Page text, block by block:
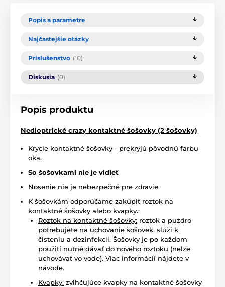
Popis a parametre
Najčastejšie otázky
Príslušenstvo (10)
Diskusia (0)
Popis produktu
Nedioptrické crazy kontaktné šošovky (2 šošovky)
Krycie kontaktné šošovky - prekryjú pôvodnú farbu
oka.
So šošovkami nie je vidieť
Nosenie nie je nebezpečné pre zdravie.
K šošovkám odporúčame zakúpiť roztok na
kontaktné šošovky alebo kvapky.:
Roztok na kontaktné šošovky: roztok a puzdro
potrebujete na uchovanie šošovek, slúži k
čisteniu a dezinfekcii. Šošovky je po každom
použití nutné dávať do nového roztoku (nelze
uchovávať vo vode). Viac informácií nájdete v
návode.
Kvapky: zvlhčujúce kvapky na kontaktné šošovky